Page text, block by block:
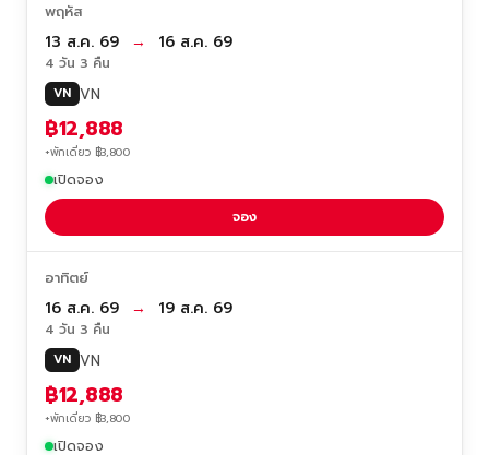
พฤหัส
13 ส.ค. 69 → 16 ส.ค. 69
4 วัน 3 คืน
VN VN
฿12,888
+พักเดี่ยว ฿3,800
เปิดจอง
จอง
อาทิตย์
16 ส.ค. 69 → 19 ส.ค. 69
4 วัน 3 คืน
VN VN
฿12,888
+พักเดี่ยว ฿3,800
เปิดจอง